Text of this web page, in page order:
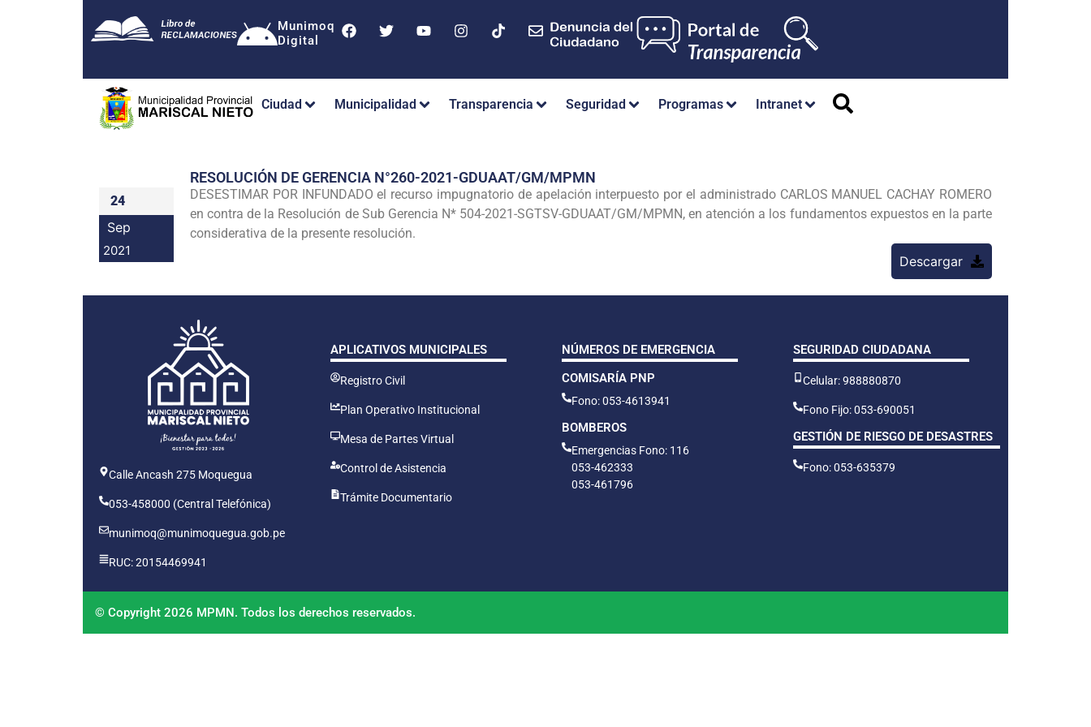
Munimoq
Digital
Ciudad Municipalidad Transparencia Seguridad Programas Intranet
24
Sep
2021
RESOLUCIÓN DE GERENCIA N°260-2021-GDUAAT/GM/MPMN
DESESTIMAR POR INFUNDADO el recurso impugnatorio de apelación interpuesto por el administrado CARLOS MANUEL CACHAY ROMERO
en contra de la Resolución de Sub Gerencia N* 504-2021-SGTSV-GDUAAT/GM/MPMN, en atención a los fundamentos expuestos en la parte
considerativa de la presente resolución.
Descargar
Calle Ancash 275 Moquegua
053-458000 (Central Telefónica)
munimoq@munimoquegua.gob.pe
RUC: 20154469941
APLICATIVOS MUNICIPALES
Registro Civil
Plan Operativo Institucional
Mesa de Partes Virtual
Control de Asistencia
Trámite Documentario
NÚMEROS DE EMERGENCIA
COMISARÍA PNP
Fono: 053-4613941
BOMBEROS
Emergencias Fono: 116
053-462333
053-461796
SEGURIDAD CIUDADANA
Celular: 988880870
Fono Fijo: 053-690051
GESTIÓN DE RIESGO DE DESASTRES
Fono: 053-635379
© Copyright 2026 MPMN. Todos los derechos reservados.